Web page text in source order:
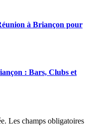
à Briançon pour
: Bars, Clubs et
Les champs obligatoires